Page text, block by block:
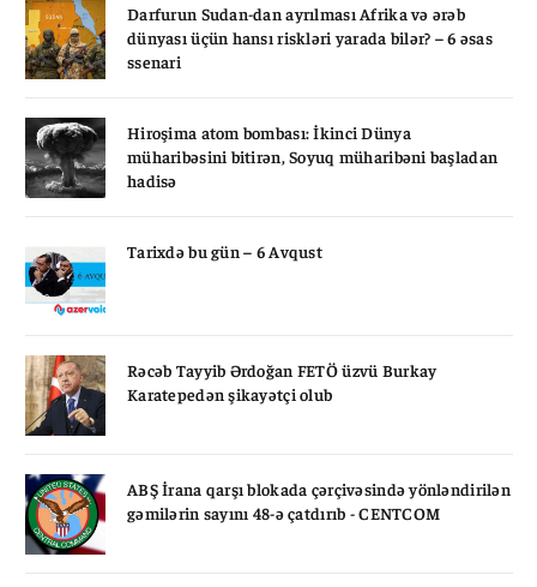
Darfurun Sudan-dan ayrılması Afrika və ərəb
dünyası üçün hansı riskləri yarada bilər? – 6 əsas
ssenari
Hiroşima atom bombası: İkinci Dünya
müharibəsini bitirən, Soyuq müharibəni başladan
hadisə
Tarixdə bu gün – 6 Avqust
Rəcəb Tayyib Ərdoğan FETÖ üzvü Burkay
Karatepedən şikayətçi olub
ABŞ İrana qarşı blokada çərçivəsində yönləndirilən
gəmilərin sayını 48-ə çatdırıb - CENTCOM